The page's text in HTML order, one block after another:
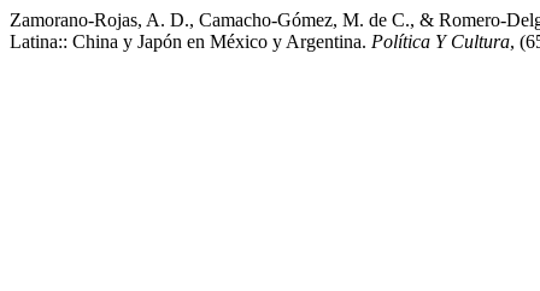
Zamorano-Rojas, A. D., Camacho-Gómez, M. de C., & Romero-
Latina:: China y Japón en México y Argentina. Política Y Cultura,